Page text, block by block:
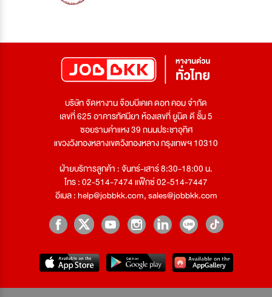
บริษัท จัดหางาน จ๊อบบีเคเค ดอท คอม จำกัด
เลขที่ 625 อาคารทัศนียา ห้องเลขที่ ยูนิต ดี ชั้น 5
ซอยรามคำแหง 39 ถนนประชาอุทิศ
แขวงวังทองหลางเขตวังทองหลาง กรุงเทพฯ 10310
ฝ่ายบริการลูกค้า : จันทร์-เสาร์ 8:30-18:00 น.
โทร : 02-514-7474 แฟ็กซ์ 02-514-7447
อีเมล :help@jobbkk.com,sales@jobbkk.com